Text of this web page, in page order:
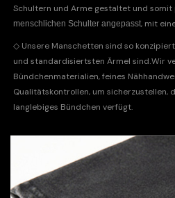
Schultern und Arme gestaltet und
menschlichen Schulter angepasst, mit
◇ Unsere Manschetten sind so
und standardisiertsten Ärmel sind.Wir
Bündchenmaterialien, feines
Qualitätskontrollen, um sicherzustellen,
langlebiges Bündchen verfügt.